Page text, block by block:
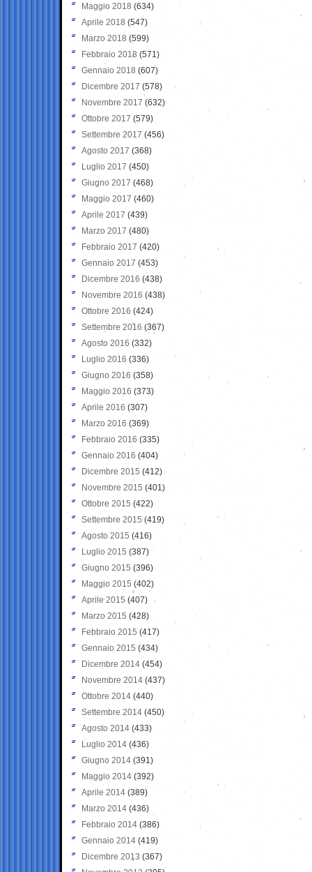
Maggio 2018 (634)
Aprile 2018 (547)
Marzo 2018 (599)
Febbraio 2018 (571)
Gennaio 2018 (607)
Dicembre 2017 (578)
Novembre 2017 (632)
Ottobre 2017 (579)
Settembre 2017 (456)
Agosto 2017 (368)
Luglio 2017 (450)
Giugno 2017 (468)
Maggio 2017 (460)
Aprile 2017 (439)
Marzo 2017 (480)
Febbraio 2017 (420)
Gennaio 2017 (453)
Dicembre 2016 (438)
Novembre 2016 (438)
Ottobre 2016 (424)
Settembre 2016 (367)
Agosto 2016 (332)
Luglio 2016 (336)
Giugno 2016 (358)
Maggio 2016 (373)
Aprile 2016 (307)
Marzo 2016 (369)
Febbraio 2016 (335)
Gennaio 2016 (404)
Dicembre 2015 (412)
Novembre 2015 (401)
Ottobre 2015 (422)
Settembre 2015 (419)
Agosto 2015 (416)
Luglio 2015 (387)
Giugno 2015 (396)
Maggio 2015 (402)
Aprile 2015 (407)
Marzo 2015 (428)
Febbraio 2015 (417)
Gennaio 2015 (434)
Dicembre 2014 (454)
Novembre 2014 (437)
Ottobre 2014 (440)
Settembre 2014 (450)
Agosto 2014 (433)
Luglio 2014 (436)
Giugno 2014 (391)
Maggio 2014 (392)
Aprile 2014 (389)
Marzo 2014 (436)
Febbraio 2014 (386)
Gennaio 2014 (419)
Dicembre 2013 (367)